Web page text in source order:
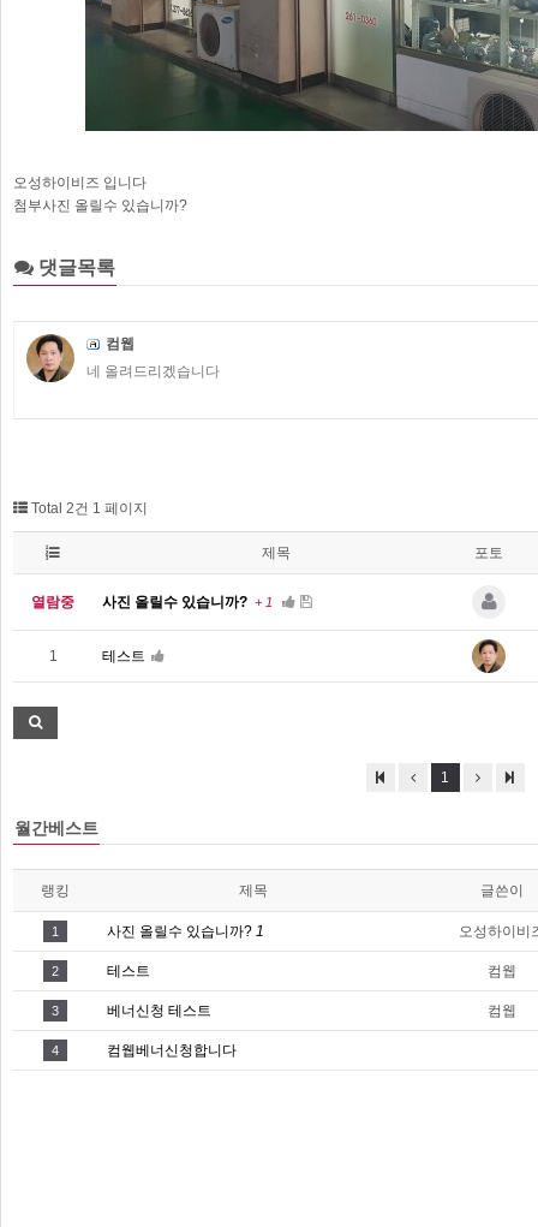
오성하이비즈 입니다
첨부사진 올릴수 있습니까?
댓글목록
컴웹
네 올려드리겠습니다
Total 2건 1 페이지
제목 포토
열람중 사진 올릴수 있습니까? + 1
1 테스트
1
월간베스트
랭킹 제목 글쓴이
1 사진 올릴수 있습니까? 1 오성하이비
2 테스트 컴웹
3 베너신청 테스트 컴웹
4 컴웹베너신청합니다